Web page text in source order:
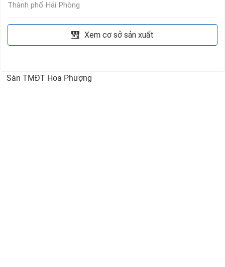
Thành phố Hải Phòng
Xem cơ sở sản xuất
Sàn TMĐT Hoa Phượng